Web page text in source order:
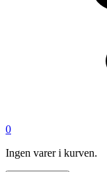
0
Ingen varer i kurven.